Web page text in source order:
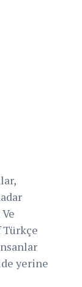
Türkçe
yerine